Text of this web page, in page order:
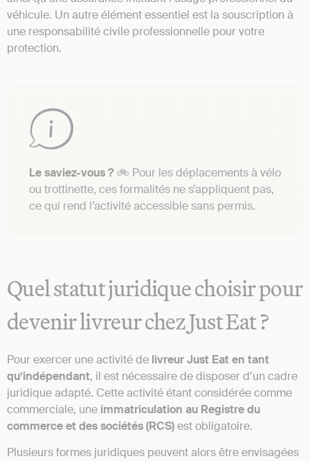
véhicule. Un autre élément essentiel est la souscription à
une responsabilité civile professionnelle pour votre
protection.
Le saviez-vous ? 🚲 Pour les déplacements à vélo
ou trottinette, ces formalités ne s’appliquent pas,
ce qui rend l’activité accessible sans permis.
Quel statut juridique choisir pour
devenir livreur chez Just Eat ?
Pour exercer une activité de livreur Just Eat en tant
qu’indépendant, il est nécessaire de disposer d’un cadre
juridique adapté. Cette activité étant considérée comme
commerciale, une immatriculation au Registre du
commerce et des sociétés (RCS)est obligatoire.
Plusieurs formes juridiques peuvent alors être envisagées